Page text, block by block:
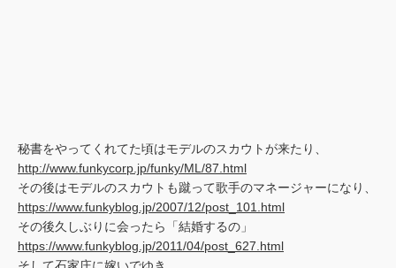
秘書をやってくれてた頃はモデルのスカウトが来たり、
http://www.funkycorp.jp/funky/ML/87.html
その後はモデルのスカウトも蹴って歌手のマネージャーになり、
https://www.funkyblog.jp/2007/12/post_101.html
その後久しぶりに会ったら「結婚するの」
https://www.funkyblog.jp/2011/04/post_627.html